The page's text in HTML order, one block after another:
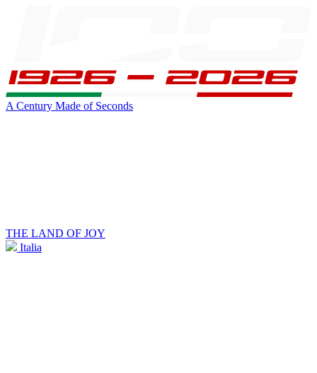
A Century Made of Seconds
THE LAND OF JOY
Italia